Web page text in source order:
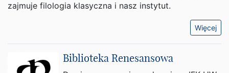
zajmuje filologia klasyczna i nasz instytut.
Więcej
Biblioteka Renesansowa